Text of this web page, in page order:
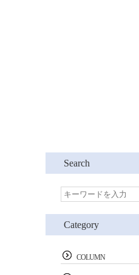
Search
Category
COLUMN